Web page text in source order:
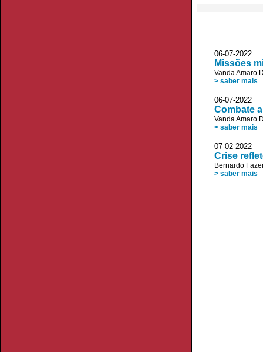
06-07-
Missões
Vanda Amaro
> saber mais
06-07-2022
Combate
Vanda Amaro
> saber mais
07-02-2022
Crise
Bernardo
> saber mais